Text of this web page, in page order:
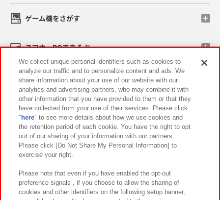
ゲーム機をさがす
スマホ・PCであそぶ
イベント・キャンペーン
関連会社 サステナビリティ サイトポリシー
プライバシーポリシー ウェブアクセシビリティ方針と検証結果
お取引先さまとともに
カスタマーハラスメント対応方針 よくあるご質問・お問い合わせ
We collect unique personal identifiers such as cookies to
analyze our traffic and to personalize content and ads. We
share information about your use of our website with our
analytics and advertising partners, who may combine it with
other information that you have provided to them or that they
have collected from your use of their services. Please click
" here" to see more details about how we use cookies and
the retention period of each cookie. You have the right to opt
out of our sharing of your information with our partners.
Please click [Do Not Share My Personal Information] to
exercise your right.
Please note that even if you have enabled the opt-out
preference signals , if you choose to allow the sharing of
cookies and other identifiers on the following setup banner,